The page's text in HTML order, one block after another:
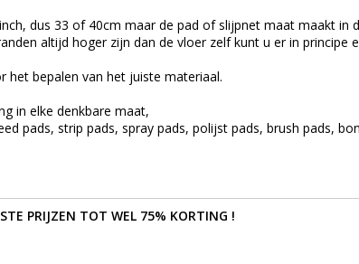
dus 33 of 40cm maar de pad of slijpnet maat maakt in
altijd hoger zijn dan de vloer zelf kunt u er in principe
het bepalen van het juiste materiaal.
in elke denkbare maat,
pads, strip pads, spray pads, polijst pads, brush pads,
PRIJZEN TOT WEL 75% KORTING !